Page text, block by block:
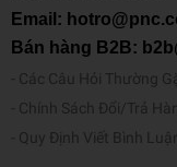
Email:
Bán hàng B2B:
Các Câu Hỏi Thường
Chính Sách Đổi/Trả
Quy Định Viết Bình